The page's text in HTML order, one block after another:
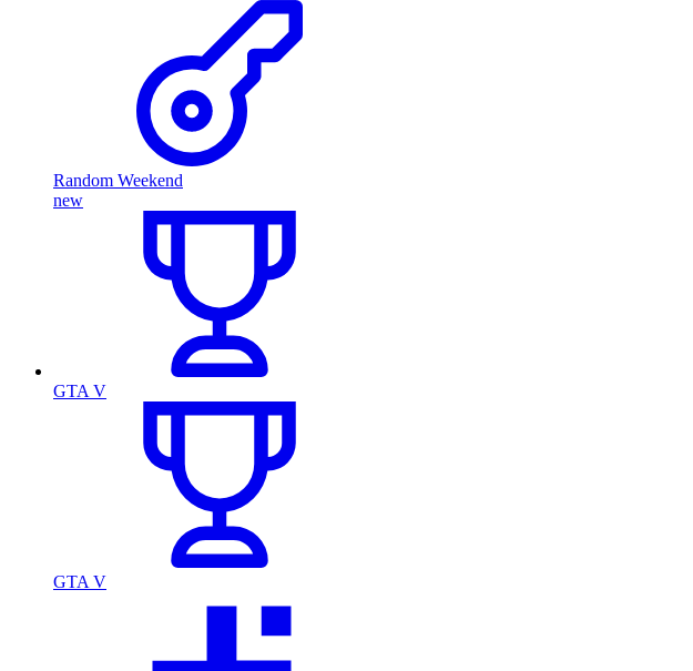
Random Weekend
new
GTA V
GTA V